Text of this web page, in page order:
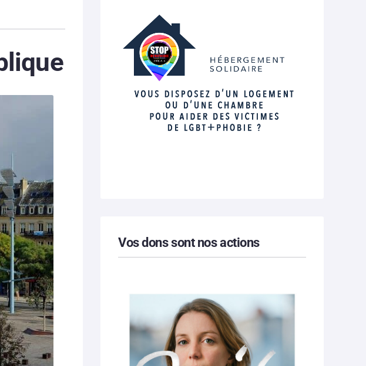
Vos dons sont nos actions